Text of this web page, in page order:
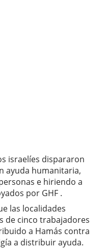
israelíes dispararon
ayuda humanitaria,
e hiriendo a
por GHF .
las localidades
de cinco trabajadores
a Hamás contra
a distribuir ayuda.